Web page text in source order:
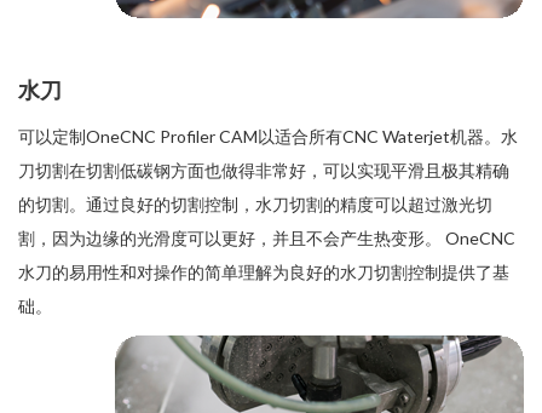
水刀
可以定制OneCNC Profiler CAM以适合所有CNC Waterjet机器。水
刀切割在切割低碳钢方面也做得非常好，可以实现平滑且极其精确
的切割。通过良好的切割控制，水刀切割的精度可以超过激光切
割，因为边缘的光滑度可以更好，并且不会产生热变形。 OneCNC
水刀的易用性和对操作的简单理解为良好的水刀切割控制提供了基
础。